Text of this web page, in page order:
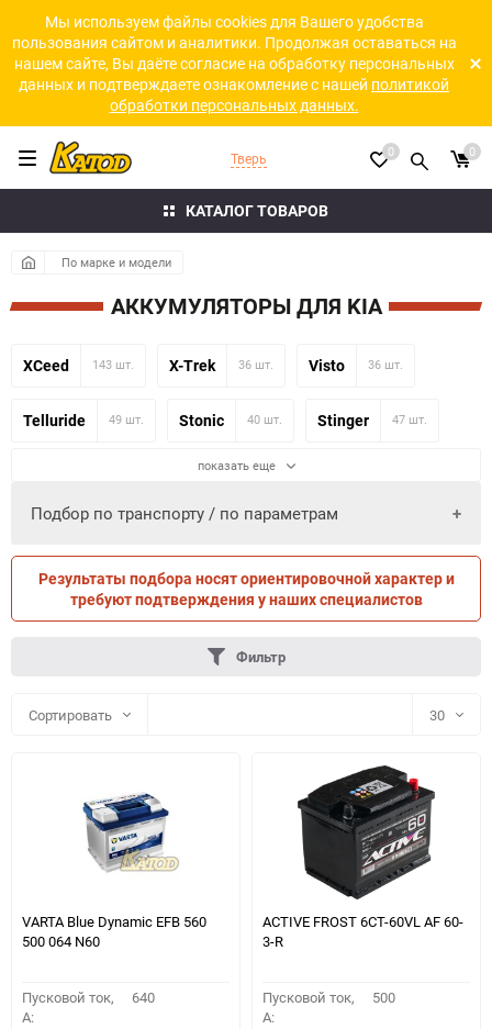
Мы используем файлы cookies для Вашего удобства
пользования сайтом и аналитики. Продолжая оставаться на
нашем сайте, Вы даёте согласие на обработку персональных
данных и подтверждаете ознакомление с нашей политикой
обработки персональных данных.
КАТАЛОГ ТОВАРОВ
Тверь 0 0
По марке и модели
АККУМУЛЯТОРЫ ДЛЯ KIA
XCeed 143 шт. X-Trek 36 шт. Visto 36 шт.
Telluride 49 шт. Stonic 40 шт. Stinger 47 шт.
показать еще
Подбор по транспорту / по параметрам
ПО ТРАНСПОРТУ ПО ПАРАМЕТРАМ
Результаты подбора носят ориентировочной характер и
требуют подтверждения у наших специалистов
Фильтр
Сортировать 30
30
60
90
VARTA Blue Dynamic EFB 560
500 064 N60
Пусковой ток,
A:
640
ACTIVE FROST 6СТ-60VL АF 60-
3-R
Пусковой ток,
A:
500